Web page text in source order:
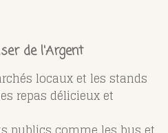
de l'Argent
locaux et les stands
repas délicieux et